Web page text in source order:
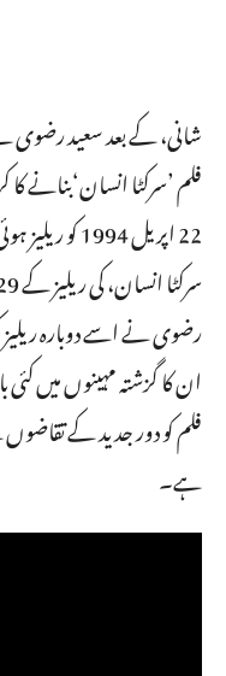
شانی، کے بعد سعید رضوی
فلم ’سرکٹا انسان‘بنانے
22 اپریل 1994 کو ریلیز ہوئی اور زبردست کامیابی سے ہمکنار ہوئی۔
رضوی نے اسے دوبارہ
ان کا گزشتہ مہینوں میں
فلم کو دور جدید کے
ہے۔